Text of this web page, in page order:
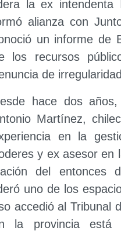
la ex
alianza con
un informe de
los recursos
de
hace dos
Martínez,
en la
y ex asesor en
del entonces
uno de los
accedió al Tribunal
la provincia está